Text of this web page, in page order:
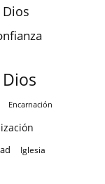
Dios
Encarnación
Iglesia